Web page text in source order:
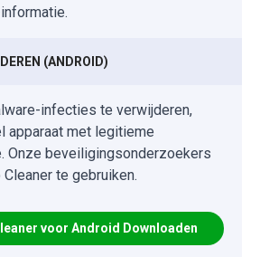
(ANDROID)
infecties te verwijderen,
apparaat met legitieme
Onze beveiligingsonderzoekers
te gebruiken.
voor Android Downloaden